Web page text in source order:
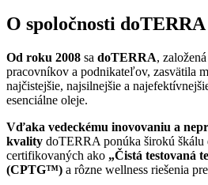
O spoločnosti doTERRA
Od roku 2008 sa doTERRA,
pracovníkov a podnikateľov, zasvätila
najčistejšie, najsilnejšie a
esenciálne oleje.
Vďaka vedeckému inovovaniu a
kvality doTERRA ponúka širokú škálu
certifikovaných ako „Čistá testovaná
(CPTG™) a rôzne wellness riešenia